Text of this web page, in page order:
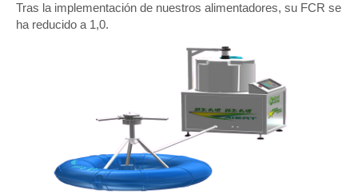
Tras la implementación de nuestros alimentadores, su FCR se
ha reducido a 1,0.